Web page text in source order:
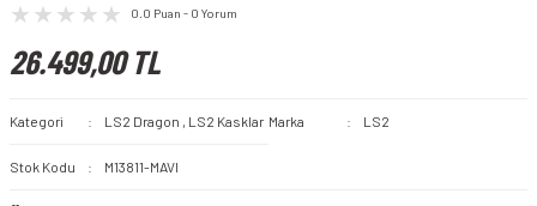
0.0 Puan - 0 Yorum
26.499,00 TL
Kategori LS2 Dragon , LS2 Kasklar Marka LS2
Stok Kodu M13811-MAVI